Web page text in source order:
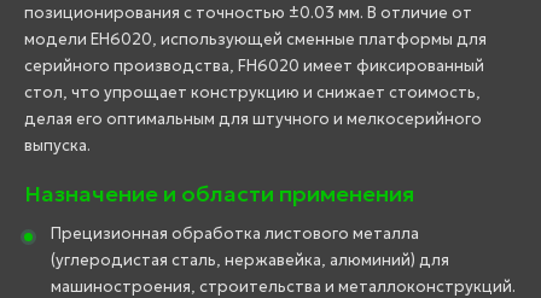
позиционирования с точностью ±0.03 мм. В отличие от
модели EH6020, использующей сменные платформы для
серийного производства, FH6020 имеет фиксированный
стол, что упрощает конструкцию и снижает стоимость,
делая его оптимальным для штучного и мелкосерийного
выпуска.
Назначение и области применения
Прецизионная обработка листового металла
(углеродистая сталь, нержавейка, алюминий) для
машиностроения, строительства и металлоконструкций.